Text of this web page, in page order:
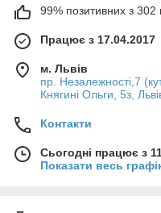
99% позитивних з 302
Працює з 17.04.2017
м. Львів
пр. Незалежності,7
Княгині Ольги, 5з,
Контакти
Сьогодні працює з
Показати весь